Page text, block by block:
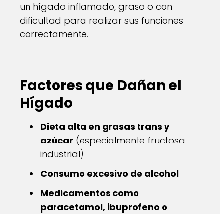
un hígado inflamado, graso o con
dificultad para realizar sus funciones
correctamente.
Factores que Dañan el
Hígado
Dieta alta en grasas trans y
azúcar (especialmente fructosa
industrial)
Consumo excesivo de alcohol
Medicamentos como
paracetamol, ibuprofeno o